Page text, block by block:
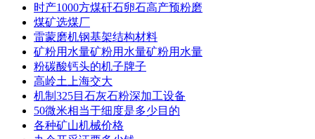
时产1000方煤矸石卵石高产预粉磨
煤矿选煤厂
雷蒙磨机钢基架结构材料
矿粉用水量矿粉用水量矿粉用水量
粉碳酸钙头的机子牌子
高岭土上海交大
机制325目石灰石粉深加工设备
50微米相当于细度是多少目的
各种矿山机械价格